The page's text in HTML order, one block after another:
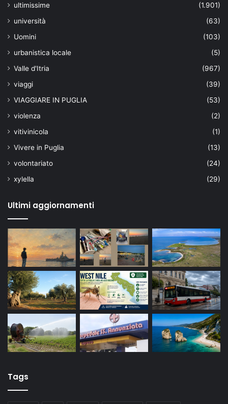
ultimissime
(1.901)
università
(63)
Uomini
(103)
urbanistica locale
(5)
Valle d'Itria
(967)
viaggi
(39)
VIAGGIARE IN PUGLIA
(53)
violenza
(2)
vitivinicola
(1)
Vivere in Puglia
(13)
volontariato
(24)
xylella
(29)
Ultimi aggiornamenti
Tags